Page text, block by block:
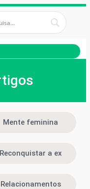
Mente feminina
Reconquistar a ex
Relacionamentos